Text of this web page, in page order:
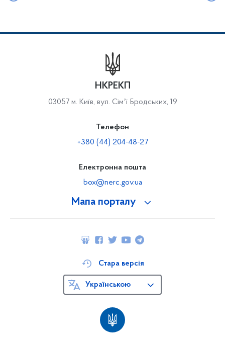
Мапа порталу
НКРЕКП
03057 м. Київ, вул. Сімʼї Бродських, 19
Телефон
+380 (44) 204-48-27
Електронна пошта
box@nerc.gov.ua
Стара версія
Українською